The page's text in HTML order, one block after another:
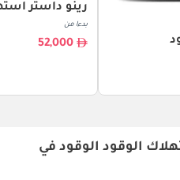
رينو داستر
بدءا من
52,000
الوقود الوقود في